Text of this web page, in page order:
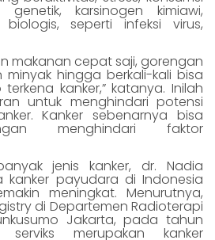
genetik, karsinogen kimiawi,
seperti infeksi virus,
makanan cepat saji, gorengan
hingga berkali-kali bisa
kanker,” katanya. Inilah
untuk menghindari potensi
Kanker sebenarnya bisa
menghindari faktor
jenis kanker, dr. Nadia
kanker payudara di Indonesia
meningkat. Menurutnya,
di Departemen Radioterapi
Jakarta, pada tahun
serviks merupakan kanker